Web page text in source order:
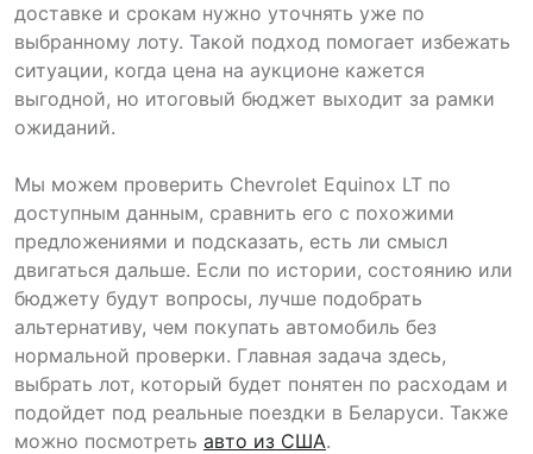
доставке и срокам нужно уточнять уже по
выбранному лоту. Такой подход помогает избежать
ситуации, когда цена на аукционе кажется
выгодной, но итоговый бюджет выходит за рамки
ожиданий.
Мы можем проверить Chevrolet Equinox LT по
доступным данным, сравнить его с похожими
предложениями и подсказать, есть ли смысл
двигаться дальше. Если по истории, состоянию или
бюджету будут вопросы, лучше подобрать
альтернативу, чем покупать автомобиль без
нормальной проверки. Главная задача здесь,
выбрать лот, который будет понятен по расходам и
подойдет под реальные поездки в Беларуси. Также
можно посмотреть авто из США.